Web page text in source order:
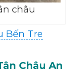
châu
Bến Tre
Châu An